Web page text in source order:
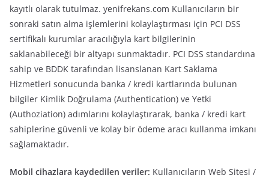
kayıtlı olarak tutulmaz. yenifrekans.com Kullanıcıların bir
sonraki satın alma işlemlerini kolaylaştırması için PCI DSS
sertifikalı kurumlar aracılığıyla kart bilgilerinin
saklanabileceği bir altyapı sunmaktadır. PCI DSS standardına
sahip ve BDDK tarafından lisanslanan Kart Saklama
Hizmetleri sonucunda banka / kredi kartlarında bulunan
bilgiler Kimlik Doğrulama (Authentication) ve Yetki
(Authoziation) adımlarını kolaylaştırarak, banka / kredi kart
sahiplerine güvenli ve kolay bir ödeme aracı kullanma imkanı
sağlamaktadır.
Mobil cihazlara kaydedilen veriler: Kullanıcıların Web Sitesi /